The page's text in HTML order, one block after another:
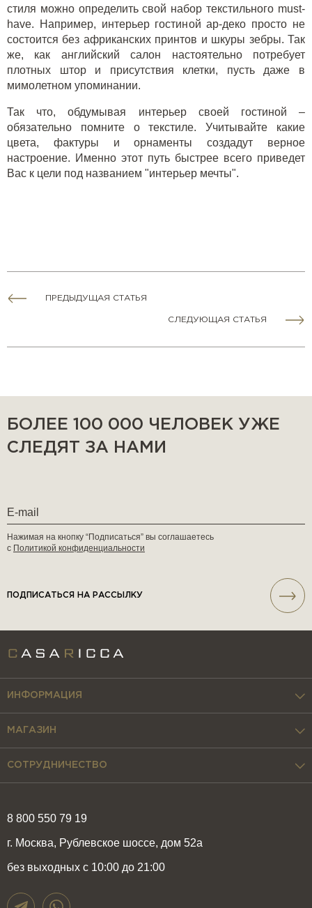
стиля можно определить свой набор текстильного must-
have. Например, интерьер гостиной ар-деко просто не
состоится без африканских принтов и шкуры зебры. Так
же, как английский салон настоятельно потребует
плотных штор и присутствия клетки, пусть даже в
мимолетном упоминании.
Так что, обдумывая интерьер своей гостиной –
обязательно помните о текстиле. Учитывайте какие
цвета, фактуры и орнаменты создадут верное
настроение. Именно этот путь быстрее всего приведет
Вас к цели под названием "интерьер мечты".
ПРЕДЫДУЩАЯ СТАТЬЯ
СЛЕДУЮЩАЯ СТАТЬЯ
БОЛЕЕ 100 000 ЧЕЛОВЕК УЖЕ
СЛЕДЯТ ЗА НАМИ
Нажимая на кнопку “Подписаться” вы соглашаетесь
с Политикой конфиденциальности
ПОДПИСАТЬСЯ НА РАССЫЛКУ
8 800 550 79 19
г. Москва, Рублевское шоссе, дом 52а
без выходных с 10:00 до 21:00
ИНФОРМАЦИЯ
МАГАЗИН
СОТРУДНИЧЕСТВО